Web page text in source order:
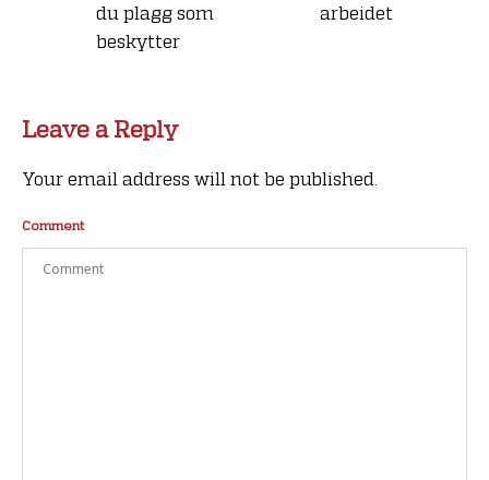
du plagg som
beskytter
arbeidet
Leave a Reply
Your email address will not be published.
Comment